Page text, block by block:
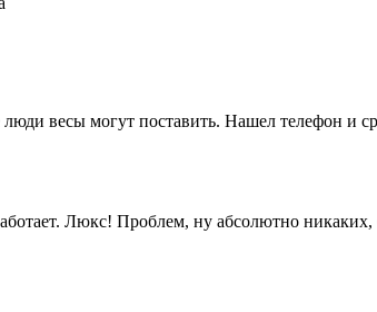
весы могут поставить. Нашел телефон и
Люкс! Проблем, ну абсолютно